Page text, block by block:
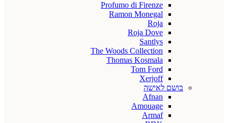
Profumo di Firenze
Ramon Monegal
Roja
Roja Dove
Santlys
The Woods Collection
Thomas Kosmala
Tom Ford
Xerjoff
בושם לאישה
Afnan
Amouage
Armaf